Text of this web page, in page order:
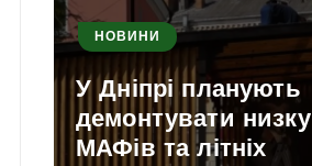
НОВИНИ
У Дніпрі планують
демонтувати низку
МАФів та літніх